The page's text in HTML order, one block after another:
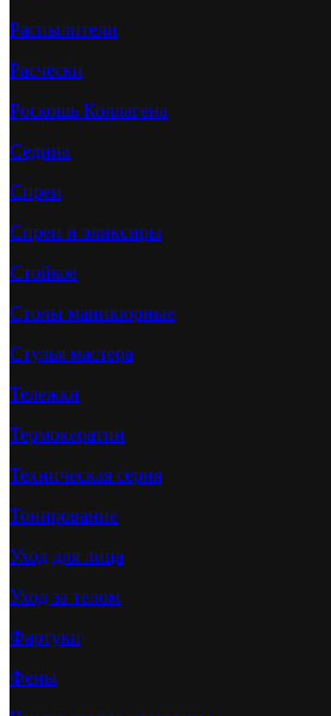
Распылители
Расчески
Роскошь Коллагена
Седина
Спреи
Спреи и эликсиры
Стойкое
Столы маникюрные
Стулья мастера
Тележки
Термокератин
Техническая серия
Тонирование
Уход для лица
Уход за телом
Фартуки
Фены